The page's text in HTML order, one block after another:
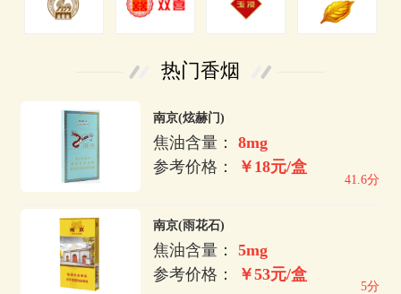
热门香烟
南京(炫赫门)
焦油含量：8mg
参考价格：
￥18元/盒
41.6分
南京(雨花石)
焦油含量：5mg
参考价格：
￥53元/盒
5分